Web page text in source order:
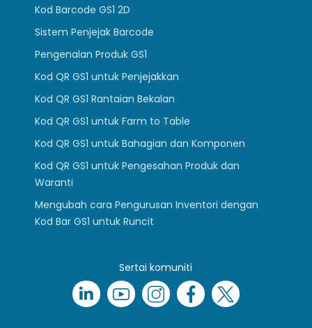
Kod Barcode GS1 2D
Sistem Penjejak Barcode
Pengenalan Produk GS1
Kod QR GS1 untuk Penjejakkan
Kod QR GS1 Rantaian Bekalan
Kod QR GS1 untuk Farm to Table
Kod QR GS1 untuk Bahagian dan Komponen
Kod QR GS1 untuk Pengesahan Produk dan
Waranti
Mengubah cara Pengurusan Inventori dengan
Kod Bar GS1 untuk Runcit
Sertai komuniti